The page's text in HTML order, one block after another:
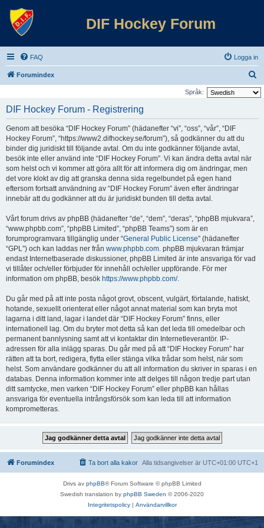
DIF Hockey Forum
FAQ Logga in
Forumindex
ö
Språk:
DIF Hockey Forum - Registrering
Genom att besöka “DIF Hockey Forum” (hädanefter “vi”, “oss”, “vår”, “DIF
Hockey Forum”, “https://www2.difhockey.se/forum”), så godkänner du att du
binder dig juridiskt till följande avtal. Om du inte godkänner följande avtal,
besök inte eller använd inte “DIF Hockey Forum”. Vi kan ändra detta avtal när
som helst och vi kommer att göra allt för att informera dig om ändringar, men
det vore klokt av dig att granska denna sida regelbundet på egen hand
eftersom fortsatt användning av “DIF Hockey Forum” även efter ändringar
innebär att du godkänner att du är juridiskt bunden till detta avtal.
Vårt forum drivs av phpBB (hädanefter “de”, “dem”, “deras”, “phpBB mjukvara”,
“www.phpbb.com”, “phpBB Limited”, “phpBB Teams”) som är en
forumprogramvara tillgänglig under “General Public License” (hädanefter
“GPL”) och kan laddas ner från www.phpbb.com. phpBB mjukvaran främjar
endast Internetbaserade diskussioner, phpBB Limited är inte ansvariga för vad
vi tillåter och/eller förbjuder för innehåll och/eller uppförande. För mer
information om phpBB, besök https://www.phpbb.com/.
Du går med på att inte posta något grovt, obscent, vulgärt, förtalande, hatiskt,
hotande, sexuellt orienterat eller något annat material som kan bryta mot
lagarna i ditt land, lagar i landet där “DIF Hockey Forum” finns, eller
internationell lag. Om du bryter mot detta så kan det leda till omedelbar och
permanent bannlysning samt att vi kontaktar din Internetleverantör. IP-
adressen för alla inlägg sparas. Du går med på att “DIF Hockey Forum” har
rätten att ta bort, redigera, flytta eller stänga vilka trådar som helst, när som
helst. Som användare godkänner du att all information du skriver in sparas i en
databas. Denna information kommer inte att delges till någon tredje part utan
ditt samtycke, men varken “DIF Hockey Forum” eller phpBB kan hållas
ansvariga för eventuella intrångsförsök som kan leda till att information
komprometteras.
Forumindex Alla tidsangivelser är UTC+01:00 UTC+1
Ta bort alla kakor
Drivs av phpBB® Forum Software © phpBB Limited
Swedish translation by phpBB Sweden © 2006-2020
Integritetspolicy| Användarvillkor